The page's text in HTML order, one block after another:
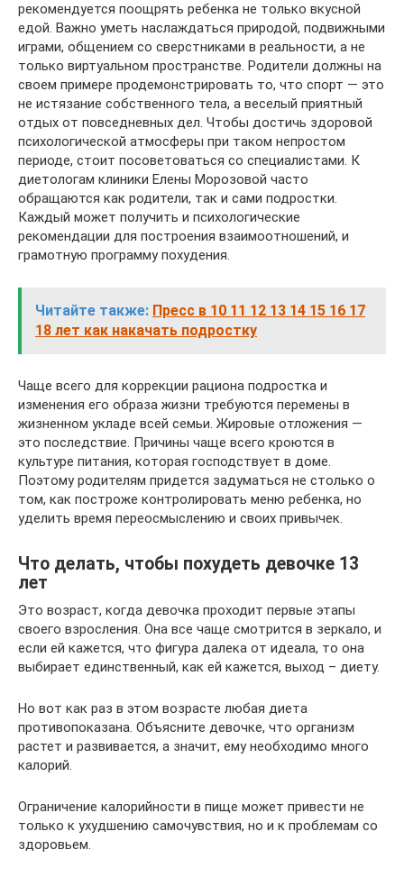
рекомендуется поощрять ребенка не только вкусной
едой. Важно уметь наслаждаться природой, подвижными
играми, общением со сверстниками в реальности, а не
только виртуальном пространстве. Родители должны на
своем примере продемонстрировать то, что спорт — это
не истязание собственного тела, а веселый приятный
отдых от повседневных дел. Чтобы достичь здоровой
психологической атмосферы при таком непростом
периоде, стоит посоветоваться со специалистами. К
диетологам клиники Елены Морозовой часто
обращаются как родители, так и сами подростки.
Каждый может получить и психологические
рекомендации для построения взаимоотношений, и
грамотную программу похудения.
Читайте также: Пресс в 10 11 12 13 14 15 16 17
18 лет как накачать подростку
Чаще всего для коррекции рациона подростка и
изменения его образа жизни требуются перемены в
жизненном укладе всей семьи. Жировые отложения —
это последствие. Причины чаще всего кроются в
культуре питания, которая господствует в доме.
Поэтому родителям придется задуматься не столько о
том, как построже контролировать меню ребенка, но
уделить время переосмыслению и своих привычек.
Что делать, чтобы похудеть девочке 13
лет
Это возраст, когда девочка проходит первые этапы
своего взросления. Она все чаще смотрится в зеркало, и
если ей кажется, что фигура далека от идеала, то она
выбирает единственный, как ей кажется, выход – диету.
Но вот как раз в этом возрасте любая диета
противопоказана. Объясните девочке, что организм
растет и развивается, а значит, ему необходимо много
калорий.
Ограничение калорийности в пище может привести не
только к ухудшению самочувствия, но и к проблемам со
здоровьем.